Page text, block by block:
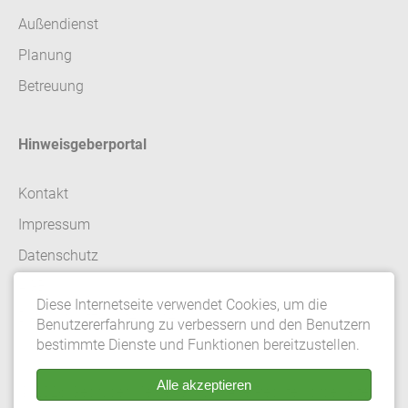
Außendienst
Planung
Betreuung
Hinweisgeberportal
Kontakt
Impressum
Datenschutz
Datenschutzeinstellungen
© 2026 Gebrüder Meiser GmbH. Alle Rechte vorbehalten.
Diese Internetseite verwendet Cookies, um die
Benutzererfahrung zu verbessern und den Benutzern
bestimmte Dienste und Funktionen bereitzustellen.
Alle akzeptieren